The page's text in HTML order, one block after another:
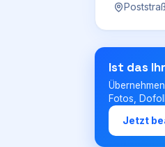
Ist das
Fotos,
Jetzt